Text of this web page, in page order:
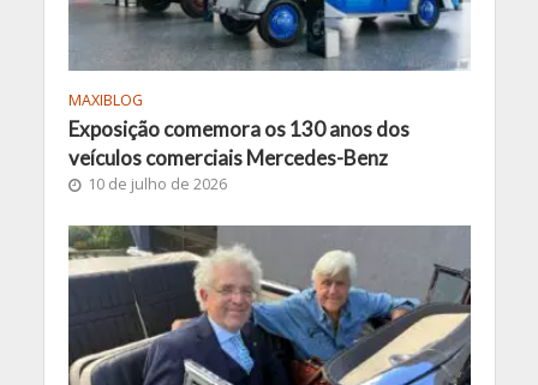
MAXIBLOG
Exposição comemora os 130 anos dos
veículos comerciais Mercedes-Benz
10 de julho de 2026